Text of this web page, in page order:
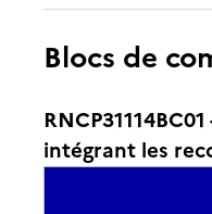
Blocs de
intégrant les